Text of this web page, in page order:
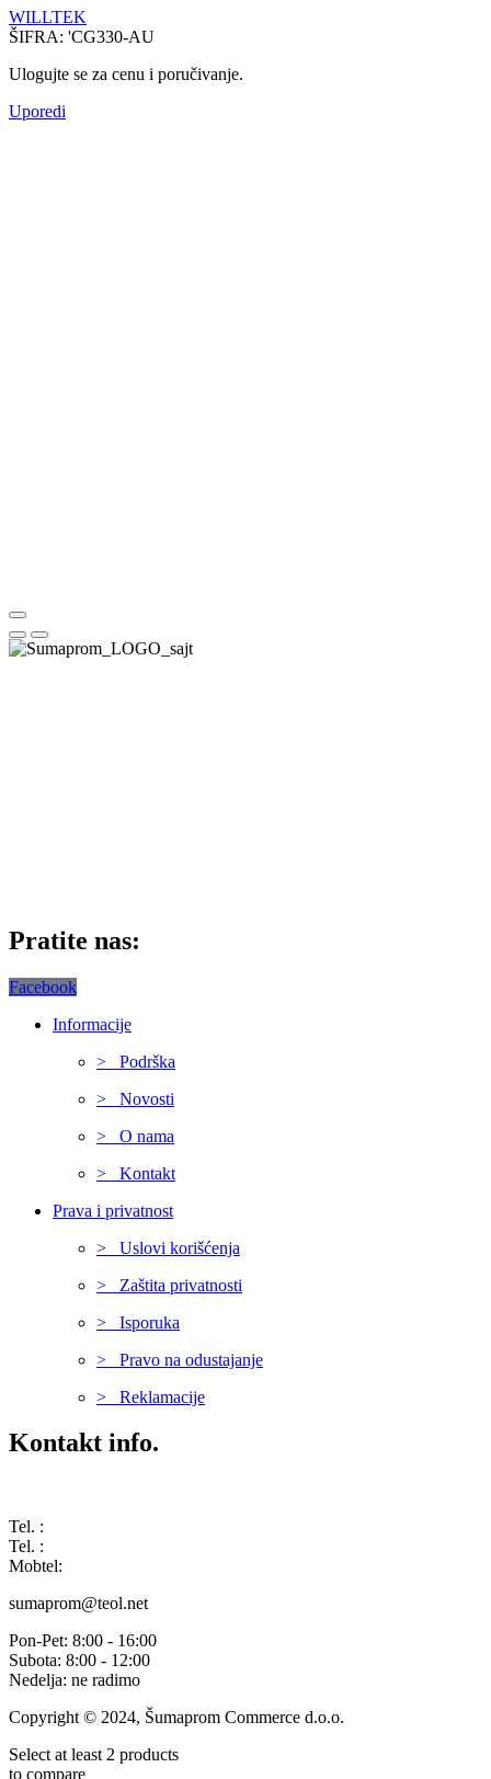
WILLTEK
ŠIFRA: 'CG330-AU
Ulogujte se za cenu i poručivanje.
Uporedi
Pratite nas:
Facebook
Informacije
> Podrška
> Novosti
> O nama
> Kontakt
Prava i privatnost
> Uslovi korišćenja
> Zaštita privatnosti
> Isporuka
> Pravo na odustajanje
> Reklamacije
Kontakt info.
Tel. :
Tel. :
Mobtel:
sumaprom@teol.net
Pon-Pet: 8:00 - 16:00
Subota: 8:00 - 12:00
Nedelja: ne radimo
Copyright © 2024, Šumaprom Commerce d.o.o.
Select at least 2 products
to compare